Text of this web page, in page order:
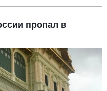
пропал в